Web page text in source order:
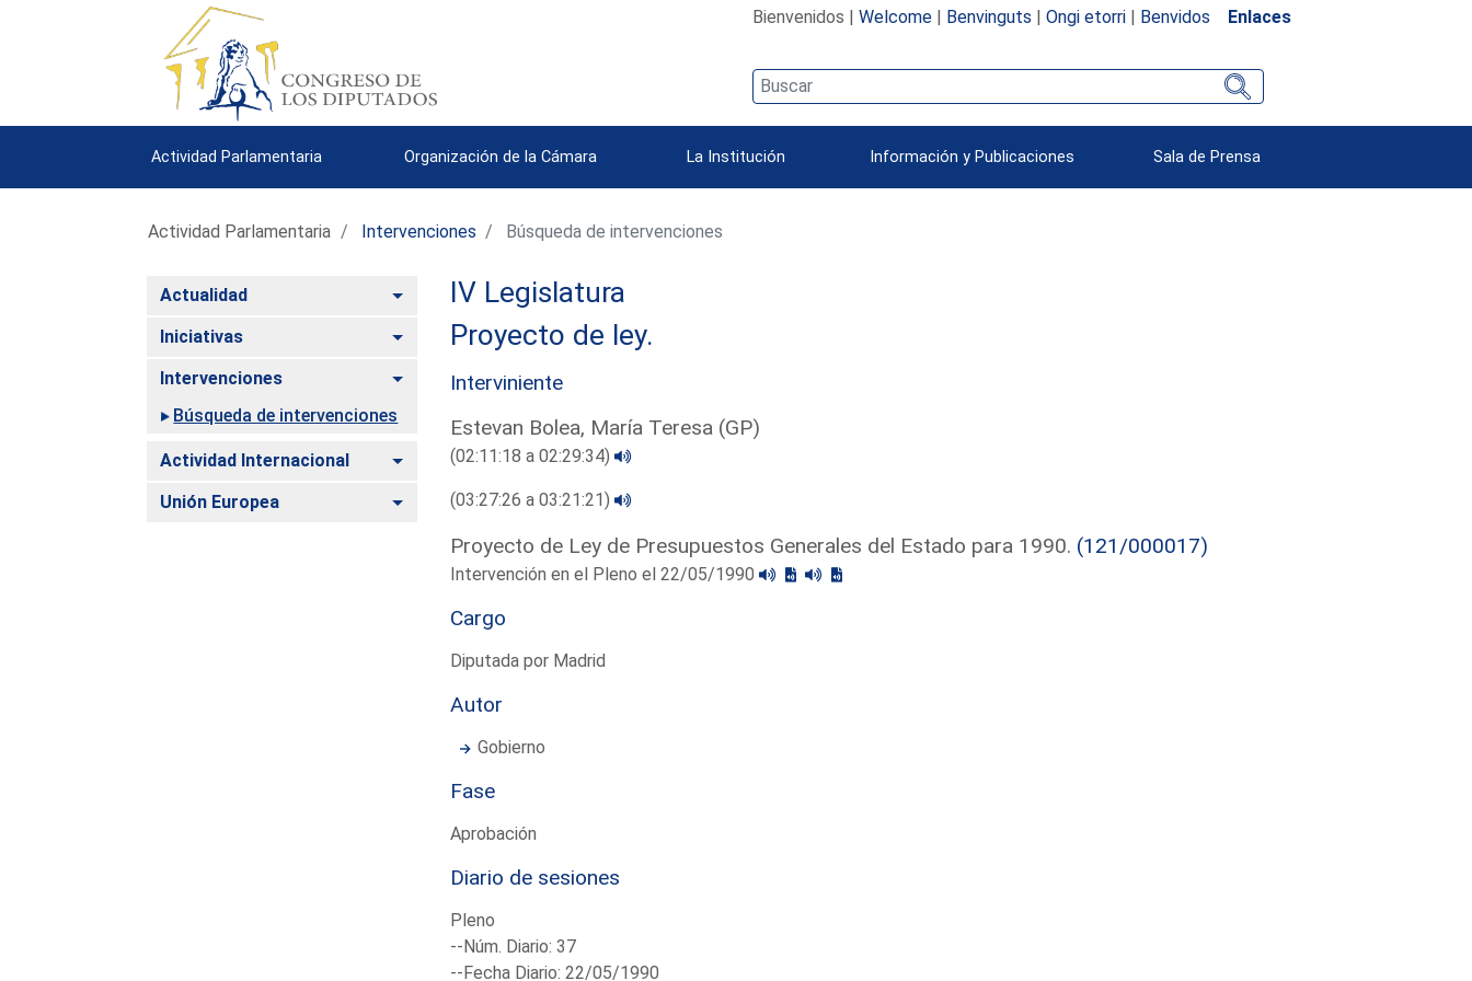
Bienvenidos | Welcome| Benvinguts | Ongi etorri| Benvidos Enlaces
Actividad Parlamentaria Organización de la Cámara La Institución Información y Publicaciones Sala de Prensa
Actividad Parlamentaria Intervenciones Búsqueda de intervenciones
Actualidad Alternar
Iniciativas Alternar
Intervenciones
Alternar
Búsqueda de intervenciones
Actividad Internacional Alternar
Unión Europea Alternar
IV Legislatura
Proyecto de ley.
Interviniente
Estevan Bolea, María Teresa (GP)
(02:11:18 a 02:29:34)
(03:27:26 a 03:21:21)
Proyecto de Ley de Presupuestos Generales del Estado para 1990. (121/000017)
Intervención en el Pleno el 22/05/1990
Cargo
Diputada por Madrid
Autor
Gobierno
Fase
Aprobación
Diario de sesiones
Pleno
--Núm. Diario: 37
--Fecha Diario: 22/05/1990